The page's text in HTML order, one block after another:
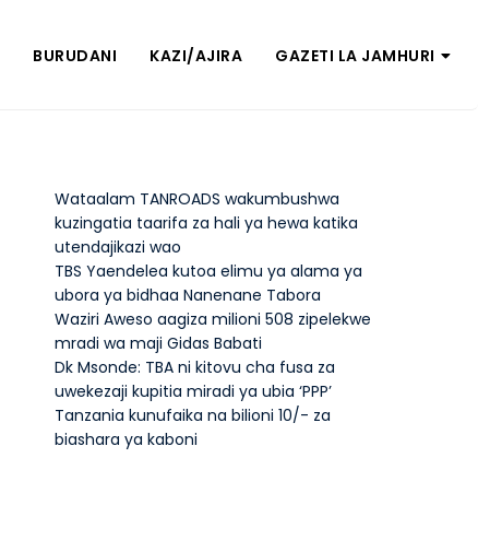
BURUDANI KAZI/AJIRA GAZETI LA JAMHURI
Wataalam TANROADS wakumbushwa
kuzingatia taarifa za hali ya hewa katika
utendajikazi wao
TBS Yaendelea kutoa elimu ya alama ya
ubora ya bidhaa Nanenane Tabora
Waziri Aweso aagiza milioni 508 zipelekwe
mradi wa maji Gidas Babati
Dk Msonde: TBA ni kitovu cha fusa za
uwekezaji kupitia miradi ya ubia ‘PPP’
Tanzania kunufaika na bilioni 10/- za
biashara ya kaboni